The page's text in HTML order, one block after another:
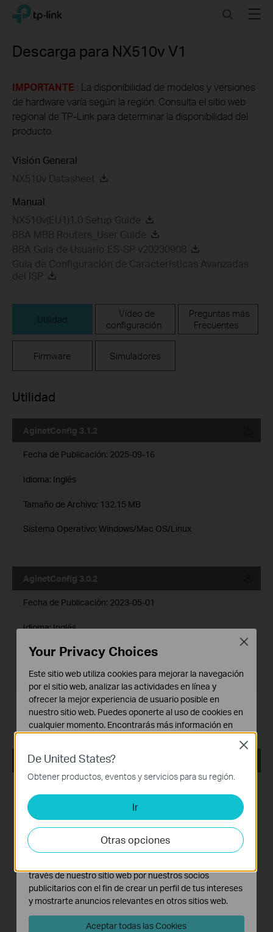
Click
navigation
TP-Link, Reliably Smart SearchMenu
Descarga para NX510v V1
IMPORTANTE : La disponibilidad de modelos y versiones
de hardware varía según la región. Consulta el sitio web
regional de TP-Link para determinar la disponibilidad del
producto.
Visión General
NX510v Datasheet
Manual
NX510v(EU1)1.0 Setup Guide
BBA MBB Routers_User Guide
BBA Guia de Usuario ES-SP v20230908
Guía de Configuración de Características Avanzadas
del ISP
Utilidad
Vídeo de
configuración
Preguntas más
Frecuentes
Firmware Simuladores
Utilidad
AginetConfig 3.1.2
Fecha de Publicación: 2025-09-16
Idioma: Inglés
Tamaño de Archivo: 132.15 MB
Sistema Operativo: Windows/Mac OS/Linux
AginetConfig 3.0.2
Fecha de Publicación: 2023-05-01
Idioma:Inglés
Tamaño de Archivo:127.79 MB
Sistema Operativo: Windows/Mac OS/Linux
Aplicación para aplicar configuración por lotes en
dispositivos Aginet.
Agile Config 2.0
Fecha de Publicación: 2022-01-01
Idioma:
Tamaño de Archivo: 5.47 MB
Aplicación para aplicar configuración por lotes en
dispositivos Aginet.
De United States?
Obtener productos, eventos y servicios para su región.
Ir
Otras opciones
Close
Your Privacy Choices
Este sitio web utiliza cookies para mejorar la navegación
por el sitio web, analizar las actividades en línea y
ofrecer la mejor experiencia de usuario posible en
nuestro sitio web. Puedes oponerte al uso de cookies en
cualquier momento. Encontrarás más información en
Cookies Básicas
Estas cookies son necesarias para el funcionamiento
del sitio web y no pueden desactivarse en tu sistema.
Cookies de Análisis y de Marketing
Las cookies de análisis nos permiten analizar tus
actividades en nuestro sitio web con el fin de mejorar y
adaptar la funcionalidad del mismo.
través de nuestro sitio web por nuestros socios
publicitarios con el fin de crear un perfil de tus intereses
y mostrarte anuncios relevantes en otros sitios web.
Aceptar todas las Cookies
Close